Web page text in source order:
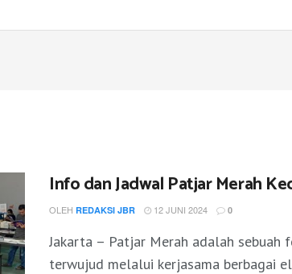
Info dan Jadwal Patjar Merah
OLEH REDAKSI JBR 12 JUNI 2024 0
Jakarta – Patjar Merah adalah sebuah
terwujud melalui kerjasama berbagai